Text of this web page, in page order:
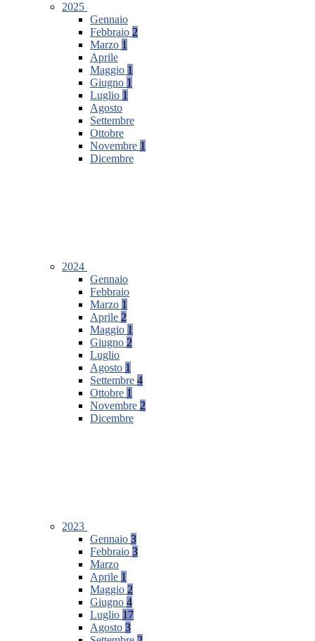
2025
Gennaio
Febbraio 2
Marzo 1
Aprile
Maggio 1
Giugno 1
Luglio 1
Agosto
Settembre
Ottobre
Novembre 1
Dicembre
2024
Gennaio
Febbraio
Marzo 1
Aprile 2
Maggio 1
Giugno 2
Luglio
Agosto 1
Settembre 4
Ottobre 1
Novembre 2
Dicembre
2023
Gennaio 3
Febbraio 3
Marzo
Aprile 1
Maggio 2
Giugno 4
Luglio 17
Agosto 3